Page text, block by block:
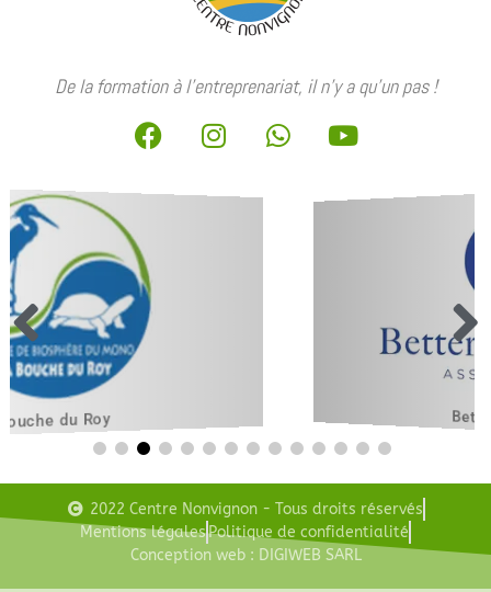
De la formation à l’entreprenariat, il n’y a qu’un pas !
Better Together
2022 Centre Nonvignon - Tous droits réservés
Mentions légalesPolitique de confidentialité
Conception web : DIGIWEB SARL